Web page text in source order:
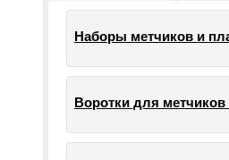
Наборы метчиков и
Воротки для